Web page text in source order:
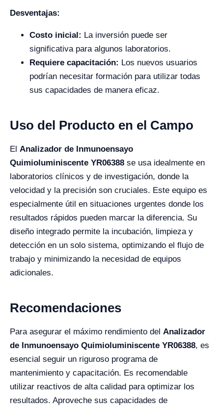
Desventajas:
Costo inicial: La inversión puede ser
significativa para algunos laboratorios.
Requiere capacitación: Los nuevos usuarios
podrían necesitar formación para utilizar todas
sus capacidades de manera eficaz.
Uso del Producto en el Campo
El Analizador de Inmunoensayo
Quimioluminiscente YR06388 se usa idealmente en
laboratorios clínicos y de investigación, donde la
velocidad y la precisión son cruciales. Este equipo es
especialmente útil en situaciones urgentes donde los
resultados rápidos pueden marcar la diferencia. Su
diseño integrado permite la incubación, limpieza y
detección en un solo sistema, optimizando el flujo de
trabajo y minimizando la necesidad de equipos
adicionales.
Recomendaciones
Para asegurar el máximo rendimiento del Analizador
de Inmunoensayo Quimioluminiscente YR06388, es
esencial seguir un riguroso programa de
mantenimiento y capacitación. Es recomendable
utilizar reactivos de alta calidad para optimizar los
resultados. Aproveche sus capacidades de